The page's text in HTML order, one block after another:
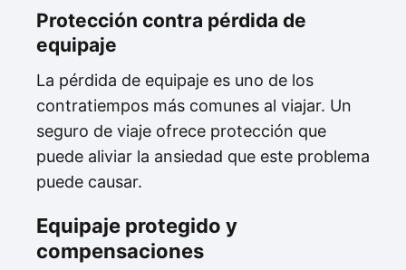
Protección contra pérdida de
equipaje
La pérdida de equipaje es uno de los
contratiempos más comunes al viajar. Un
seguro de viaje ofrece protección que
puede aliviar la ansiedad que este problema
puede causar.
Equipaje protegido y
compensaciones